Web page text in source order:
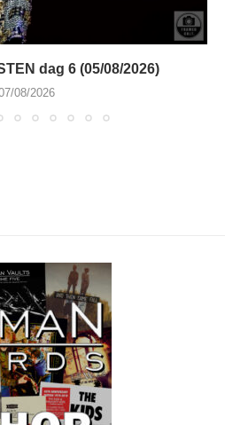
dag 6 (05/08/2026)
08/2026